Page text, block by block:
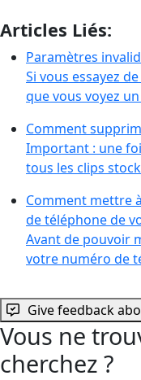
Articles Liés:
Paramètres
Si vous essayez
que vous voyez
Comment
Important : une
tous les clips
Comment mettre
de téléphone de
Avant de pouvoir
votre numéro de
Give feedback
Vous ne
cherchez ?